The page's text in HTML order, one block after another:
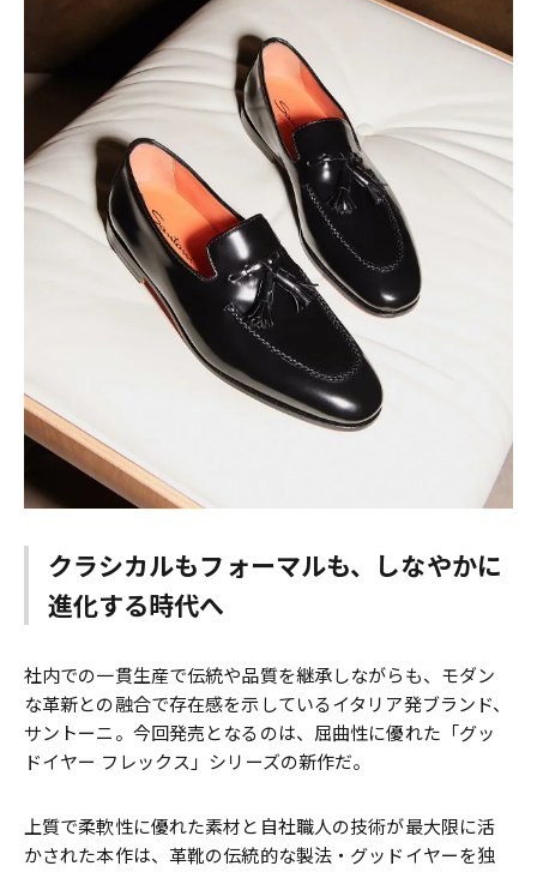
クラシカルもフォーマルも、しなやかに
進化する時代へ
社内での一貫生産で伝統や品質を継承しながらも、モダン
な革新との融合で存在感を示しているイタリア発ブランド、
サントーニ。今回発売となるのは、屈曲性に優れた「グッ
ドイヤー フレックス」シリーズの新作だ。
上質で柔軟性に優れた素材と自社職人の技術が最大限に活
かされた本作は、革靴の伝統的な製法・グッドイヤーを独